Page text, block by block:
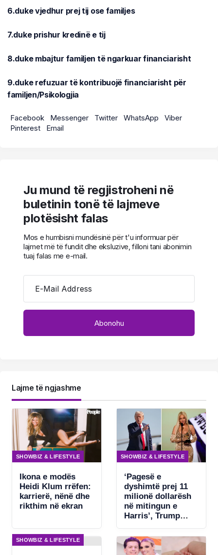
6.duke vjedhur prej tij ose familjes
7.duke prishur kredinë e tij
8.duke mbajtur familjen të ngarkuar financiarisht
9.duke refuzuar të kontribuojë financiarisht për
familjen/Psikologjia
Facebook Messenger Twitter WhatsApp
Viber
Pinterest
Email
Ju mund të regjistroheni në
buletinin tonë të lajmeve
plotësisht falas
Mos e humbisni mundësinë për t'u informuar për
lajmet më të fundit dhe eksluzive, filloni tani abonimin
tuaj falas me e-mail.
E-Mail Address
Lajme të ngjashme
SHOWBIZ & LIFESTYLE
Ikona e modës
Heidi Klum rrëfen:
karrierë, nënë dhe
rikthim në ekran
SHOWBIZ & LIFESTYLE
‘Pagesë e
dyshimtë prej 11
milionë dollarësh
në mitingun e
Harris’, Trump
penale për
Beyonce
SHOWBIZ & LIFESTYLE